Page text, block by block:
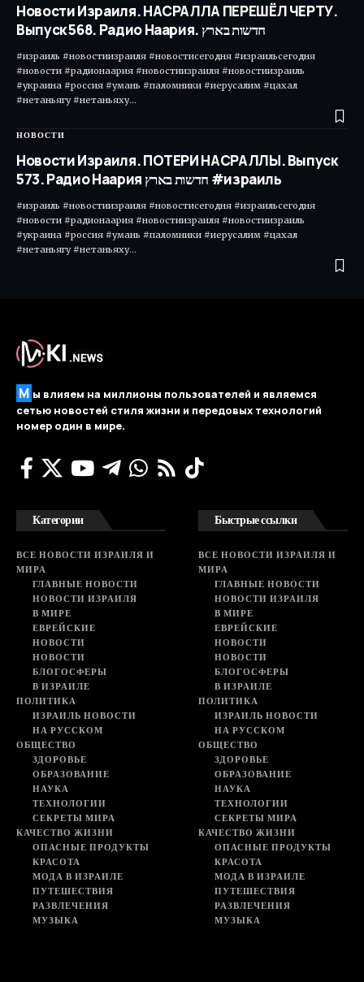
Новости Израиля. НАСРАЛЛА ПЕРЕШЁЛ ЧЕРТУ.
Выпуск 568. Радио Наария. חדשות בארץ
#израиль #новостиизраиля #новостисегодня #израильсегодня
#новости #радионаария #новостиизраиля #новостиизраиль
#украина #россия #умань #паломники #иерусалим #цахал
#нетаньягу #нетаньяху…
НОВОСТИ
Новости Израиля. ПОТЕРИ НАСРАЛЛЫ. Выпуск
573. Радио Наария חדשות בארץ #израиль
#израиль #новостиизраиля #новостисегодня #израильсегодня
#новости #радионаария #новостиизраиля #новостиизраиль
#украина #россия #умань #паломники #иерусалим #цахал
#нетаньягу #нетаньяху…
М ы влияем на миллионы пользователей и являемся
сетью новостей стиля жизни и передовых технологий
номер один в мире.
Категории
ВСЕ НОВОСТИ ИЗРАИЛЯ И
МИРА
ГЛАВНЫЕ НОВОСТИ
НОВОСТИ ИЗРАИЛЯ
В МИРЕ
ЕВРЕЙСКИЕ
НОВОСТИ
НОВОСТИ
БЛОГОСФЕРЫ
В ИЗРАИЛЕ
ПОЛИТИКА
ИЗРАИЛЬ НОВОСТИ
НА РУССКОМ
ОБЩЕСТВО
ЗДОРОВЬЕ
ОБРАЗОВАНИЕ
НАУКА
ТЕХНОЛОГИИ
СЕКРЕТЫ МИРА
КАЧЕСТВО ЖИЗНИ
ОПАСНЫЕ ПРОДУКТЫ
КРАСОТА
МОДА В ИЗРАИЛЕ
ПУТЕШЕСТВИЯ
РАЗВЛЕЧЕНИЯ
МУЗЫКА
Быстрые ссылки
ВСЕ НОВОСТИ ИЗРАИЛЯ И
МИРА
ГЛАВНЫЕ НОВОСТИ
НОВОСТИ ИЗРАИЛЯ
В МИРЕ
ЕВРЕЙСКИЕ
НОВОСТИ
НОВОСТИ
БЛОГОСФЕРЫ
В ИЗРАИЛЕ
ПОЛИТИКА
ИЗРАИЛЬ НОВОСТИ
НА РУССКОМ
ОБЩЕСТВО
ЗДОРОВЬЕ
ОБРАЗОВАНИЕ
НАУКА
ТЕХНОЛОГИИ
СЕКРЕТЫ МИРА
КАЧЕСТВО ЖИЗНИ
ОПАСНЫЕ ПРОДУКТЫ
КРАСОТА
МОДА В ИЗРАИЛЕ
ПУТЕШЕСТВИЯ
РАЗВЛЕЧЕНИЯ
МУЗЫКА